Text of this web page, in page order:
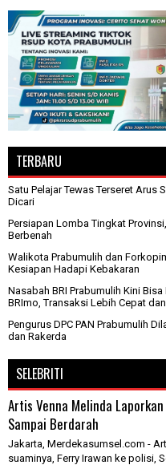
TERBARU
Satu Pelajar Tewas Terseret Arus
Dicari
Persiapan Lomba Tingkat
Berbenah
Walikota Prabumulih dan
Kesiapan Hadapi Kebakaran
Nasabah BRI Prabumulih Kini
BRImo, Transaksi Lebih Cepat
Pengurus DPC PAN Prabumulih
dan Rakerda
SELEBRITI
Artis Venna Melinda
Sampai Berdarah
Jakarta, Merdekasumsel.com -
suaminya, Ferry Irawan ke polisi,